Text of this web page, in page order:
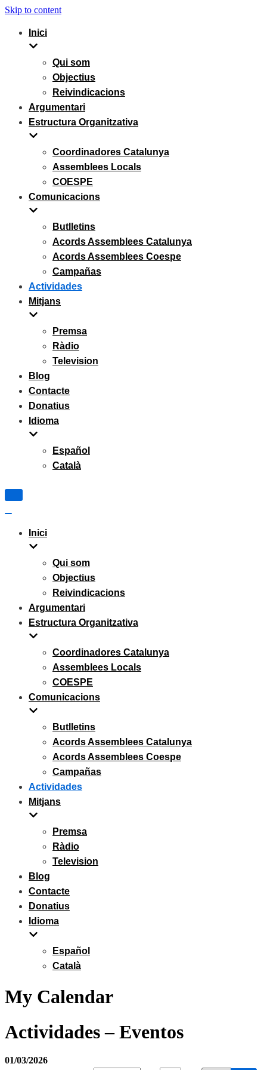
Skip to content
Inici
Qui som
Objectius
Reivindicacions
Argumentari
Estructura Organitzativa
Coordinadores Catalunya
Assemblees Locals
COESPE
Comunicacions
Butlletins
Acords Assemblees Catalunya
Acords Assemblees Coespe
Campañas
Actividades
Mitjans
Premsa
Ràdio
Television
Blog
Contacte
Donatius
Idioma
Español
Català
Navigation
Inici
Qui som
Objectius
Reivindicacions
Argumentari
Estructura Organitzativa
Coordinadores Catalunya
Assemblees Locals
COESPE
Comunicacions
Butlletins
Acords Assemblees Catalunya
Acords Assemblees Coespe
Campañas
Actividades
Mitjans
Premsa
Ràdio
Television
Blog
Contacte
Donatius
Idioma
Español
Català
My Calendar
Actividades – Eventos
01/03/2026